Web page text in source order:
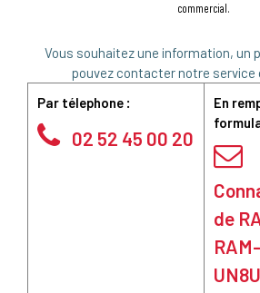
commercial.
Vous souhaitez une information, un
pouvez contacter notre service
Par télephone :
02 52 45 00 20
En
de
UN8U